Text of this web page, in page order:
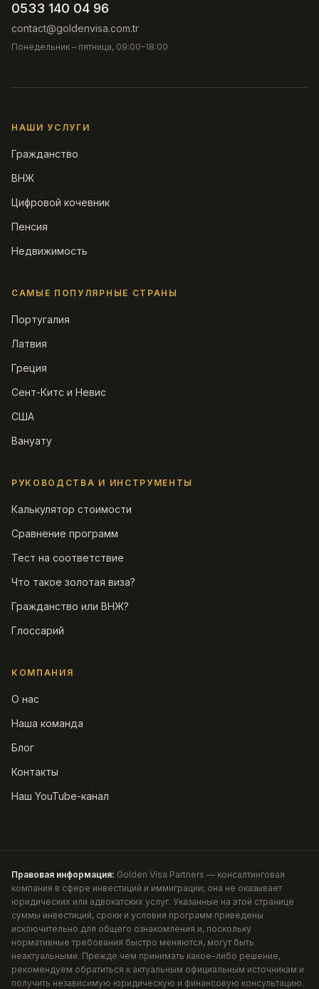
0533 140 04 96
contact@goldenvisa.com.tr
Понедельник – пятница, 09:00–18:00
НАШИ УСЛУГИ
Гражданство
ВНЖ
Цифровой кочевник
Пенсия
Недвижимость
САМЫЕ ПОПУЛЯРНЫЕ СТРАНЫ
Португалия
Латвия
Греция
Сент-Китс и Невис
США
Вануату
РУКОВОДСТВА И ИНСТРУМЕНТЫ
Калькулятор стоимости
Сравнение программ
Тест на соответствие
Что такое золотая виза?
Гражданство или ВНЖ?
Глоссарий
КОМПАНИЯ
О нас
Наша команда
Блог
Контакты
Наш YouTube-канал
Правовая информация: Golden Visa Partners — консалтинговая
компания в сфере инвестиций и иммиграции; она не оказывает
юридических или адвокатских услуг. Указанные на этой странице
суммы инвестиций, сроки и условия программ приведены
исключительно для общего ознакомления и, поскольку
нормативные требования быстро меняются, могут быть
неактуальными. Прежде чем принимать какое-либо решение,
рекомендуем обратиться к актуальным официальным источникам и
получить независимую юридическую и финансовую консультацию.